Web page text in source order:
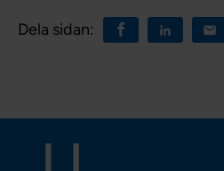
Dela sidan: